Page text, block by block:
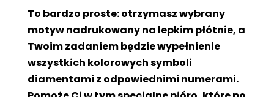
To bardzo proste: otrzymasz wybrany
motyw nadrukowany na lepkim płótnie, a
Twoim zadaniem będzie wypełnienie
wszystkich kolorowych symboli
diamentami z odpowiednimi numerami.